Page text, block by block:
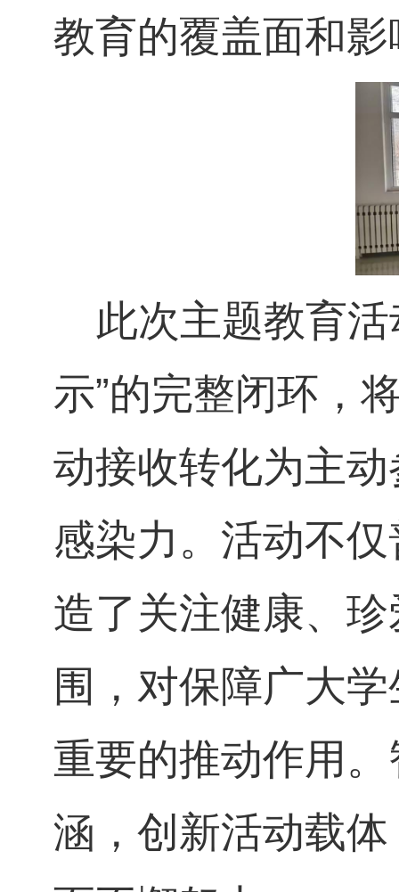
教育的覆盖面和
此次主题教育
示”的完整闭环，
动接收转化为主
感染力。活动不
造了关注健康、
围，对保障广大
重要的推动作用
涵，创新活动载